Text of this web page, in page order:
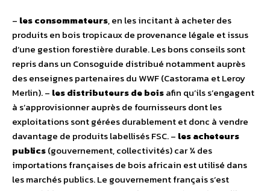
– les consommateurs, en les incitant à acheter des
produits en bois tropicaux de provenance légale et issus
d’une gestion forestière durable. Les bons conseils sont
repris dans un Consoguide distribué notamment auprès
des enseignes partenaires du WWF (Castorama et Leroy
Merlin). – les distributeurs de boisafin qu’ils s’engagent
à s’approvisionner auprès de fournisseurs dont les
exploitations sont gérées durablement et donc à vendre
davantage de produits labellisés FSC. – les acheteurs
publics(gouvernement, collectivités) car ¼ des
importations françaises de bois africain est utilisé dans
les marchés publics. Le gouvernement français s’est